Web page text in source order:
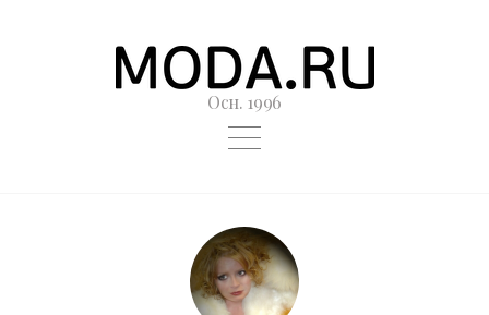
Осн. 1996